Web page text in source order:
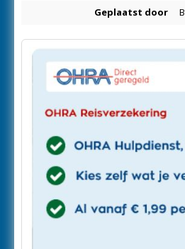
Geplaatst door